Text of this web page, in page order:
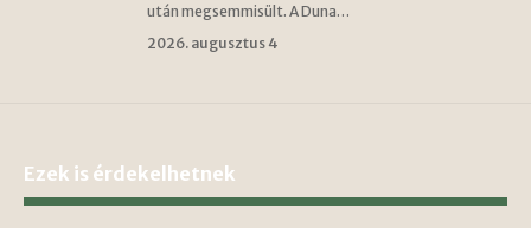
után megsemmisült. A Duna…
2026. augusztus 4
Ezek is érdekelhetnek